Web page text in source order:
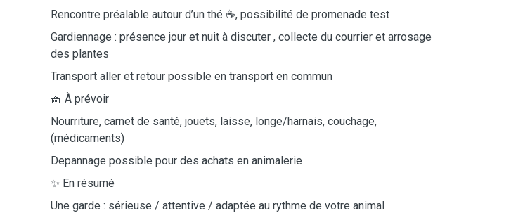
Rencontre préalable autour d’un thé ☕, possibilité de promenade test
Gardiennage : présence jour et nuit à discuter , collecte du courrier et arrosage
des plantes
Transport aller et retour possible en transport en commun
🧺 À prévoir
Nourriture, carnet de santé, jouets, laisse, longe/harnais, couchage,
(médicaments)
Depannage possible pour des achats en animalerie
✨ En résumé
Une garde : sérieuse / attentive / adaptée au rythme de votre animal